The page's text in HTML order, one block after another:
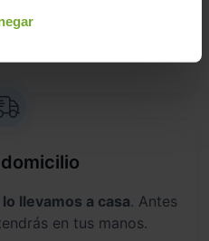
de una garantía de
llevamos a casa. Antes
en tus manos.